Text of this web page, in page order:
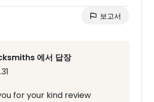
보고서
에서 답장
for your kind review